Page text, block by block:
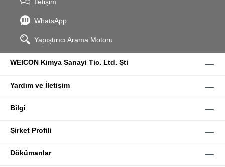
İletişim
WhatsApp
Yapıştırıcı Arama Motoru
WEICON Kimya Sanayi Tic. Ltd. Şti
Yardım ve İletişim
Bilgi
Şirket Profili
Dökümanlar